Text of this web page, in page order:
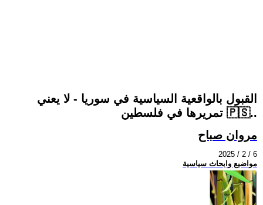
القبول بالواقعية السياسية في سوريا - لا يعني
تمريرها في فلسطين 🇵🇸..
مروان صباح
2025 / 2 / 6
مواضيع وابحاث سياسية